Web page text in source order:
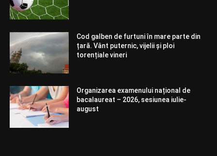
Cod galben de furtuni în mare parte din
țară. Vânt puternic, vijelii și ploi
torențiale vineri
Organizarea examenului național de
bacalaureat – 2026, sesiunea iulie-
august